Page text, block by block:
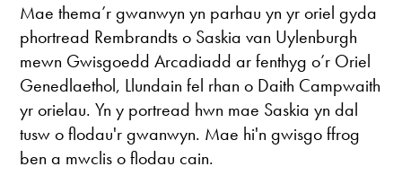
Mae thema’r gwanwyn yn parhau yn yr oriel gyda
phortread Rembrandts o Saskia van Uylenburgh
mewn Gwisgoedd Arcadiadd ar fenthyg o’r Oriel
Genedlaethol, Llundain fel rhan o Daith Campwaith
yr orielau. Yn y portread hwn mae Saskia yn dal
tusw o flodau'r gwanwyn. Mae hi'n gwisgo ffrog
ben a mwclis o flodau cain.